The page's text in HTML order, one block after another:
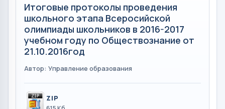
Итоговые протоколы проведения
школьного этапа Всеросийской
олимпиады школьников в 2016-2017
учебном году по Обществознание от
21.10.2016год
Автор: Управление образования
ZIP